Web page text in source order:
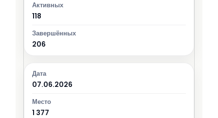
118
206
07.06.2026
1 377